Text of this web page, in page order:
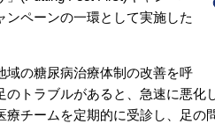
ンペーンの一環として実施した
の糖尿病治療体制の改善を呼
トラブルがあると、急速に悪化
チームを定期的に受診し、足の